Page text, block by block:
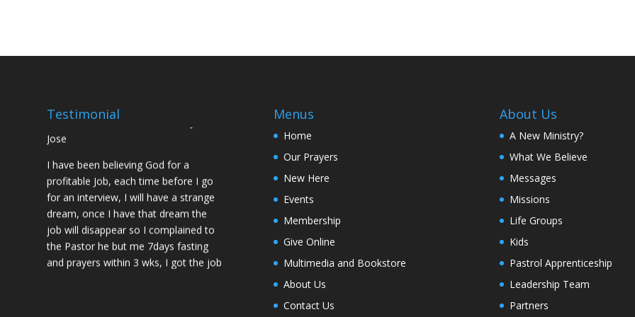
Testimonial
Sister N.S, San Jose
two offers Praise God. Brother J.O San
Jose
I have been believing God for a
profitable Job, each time before I go
for an interview, I will have a strange
dream, once I have that dream the
job will disappear so I complained to
the Pastor he but me 7days fasting
and prayers within 3 wks, I got the job
of my desire, I told God if He gives me
Menus
Home
Our Prayers
New Here
Events
Membership
Give Online
Multimedia and Bookstore
About Us
Contact Us
About Us
A New Ministry?
What We Believe
Messages
Missions
Life Groups
Kids
Pastrol Apprenticeship
Leadership Team
Partners